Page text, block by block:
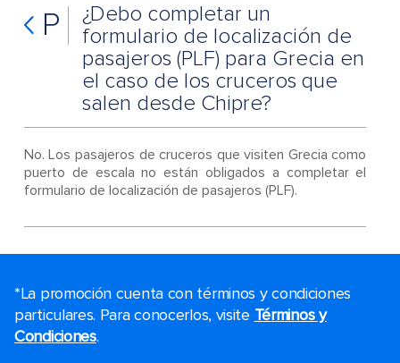
P
¿Debo completar un
formulario de localización de
pasajeros (PLF) para Grecia en
el caso de los cruceros que
salen desde Chipre?
No. Los pasajeros de cruceros que visiten Grecia como
puerto de escala no están obligados a completar el
formulario de localización de pasajeros (PLF).
*La promoción cuenta con términos y condiciones
particulares. Para conocerlos, visite Términos y
Condiciones.